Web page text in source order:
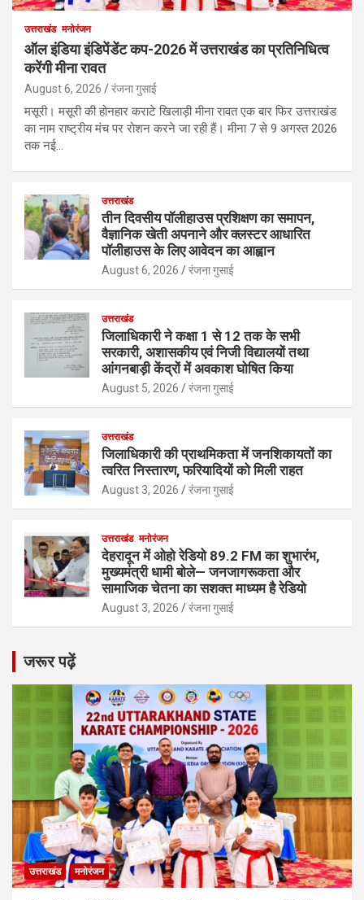
उत्तराखंड मनोरंजन
ऑल इंडिया इंडिपेंडेंट कप-2026 में उत्तराखंड का प्रतिनिधित्व
करेंगी मीना रावत
August 6, 2026 रंजना गुसाई
मसूरी। मसूरी की होनहार कराटे खिलाड़ी मीना रावत एक बार फिर उत्तराखंड
का नाम राष्ट्रीय मंच पर रोशन करने जा रही हैं। मीना 7 से 9 अगस्त 2026
तक नई…
उत्तराखंड
तीन दिवसीय पॉलीहाउस प्रशिक्षण का समापन,
वैज्ञानिक खेती अपनाने और क्लस्टर आधारित
पॉलीहाउस के लिए आवेदन का आह्वान
August 6, 2026 रंजना गुसाई
उत्तराखंड
जिलाधिकारी ने कक्षा 1 से 12 तक के सभी
सरकारी, अशासकीय एवं निजी विद्यालयों तथा
आंगनबाड़ी केंद्रों में अवकाश घोषित किया
August 5, 2026 रंजना गुसाई
उत्तराखंड
जिलाधिकारी की प्राथमिकता में जनशिकायतों का
त्वरित निस्तारण, फरियादियों को मिली राहत
August 3, 2026 रंजना गुसाई
उत्तराखंड मनोरंजन
देहरादून में ओहो रेडियो 89.2 FM का शुभारंभ,
मुख्यमंत्री धामी बोले— जनजागरूकता और
सामाजिक चेतना का सशक्त माध्यम है रेडियो
August 3, 2026 रंजना गुसाई
जरूर पढ़ें
उत्तराखंड मनोरंजन